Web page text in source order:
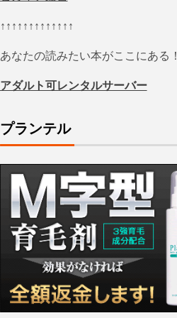
↑↑↑↑↑↑↑↑↑↑↑↑↑
あなたの読みたい本がここにある！
アダルト可レンタルサーバー
プランテル